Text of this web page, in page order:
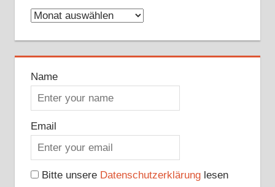
Archive
Name
Email
Bitte unsere Datenschutzerklärunglesen